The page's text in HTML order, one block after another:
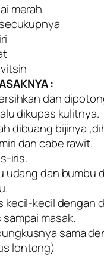
merah
:
dan
dikupas kulitnya.
dibuang bijinya
dan cabe rawit.
iris.
udang dan bumbu
kecil-kecil dengan
masak.
sama
lontong)